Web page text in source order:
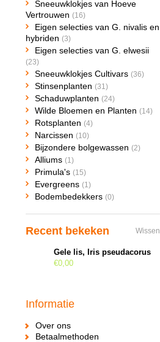
Sneeuwklokjes van Hoeve
Vertrouwen (16)
Eigen selecties van G. nivalis en
hybriden (3)
Eigen selecties van G. elwesii
(23)
Sneeuwklokjes Cultivars (36)
Stinsenplanten (31)
Schaduwplanten (24)
Wilde Bloemen en Planten (14)
Rotsplanten (4)
Narcissen (10)
Bijzondere bolgewassen (2)
Alliums (1)
Primula's (15)
Evergreens (1)
Bodembedekkers (0)
Recent bekeken Wissen
Gele lis, Iris pseudacorus
€0,00
Informatie
Over ons
Betaalmethoden